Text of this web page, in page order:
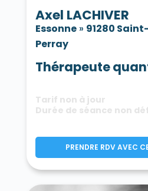
Axel LACHIVER
Essonne» 91280
Perray
Thérapeute
Tarif non à jour
Durée de séance non
PRENDRE RDV AVEC